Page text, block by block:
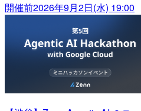
開催前2026年9月2日(水) 19:00